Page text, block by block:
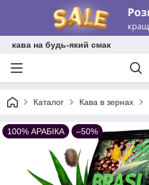
кава на будь-який смак
Каталог Кава в зернах
100% АРАБІКА –50%